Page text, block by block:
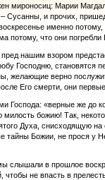
мироносиц: Марии
и прочих,
именно
потому, что они погребли
нашим взором
Господню, становятся
желающие верно
Его смерти, они
Господа: «верные же до
божию! Так,
Духа, снисходящую
тайны Божии, не прося у
слышали в прошлое
чтобы не впасть в